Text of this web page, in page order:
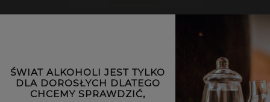
189,00 zł
ŚWIAT ALKOHOLI JEST TYLKO
DLA DOROSŁYCH DLATEGO
CHCEMY SPRAWDZIĆ,